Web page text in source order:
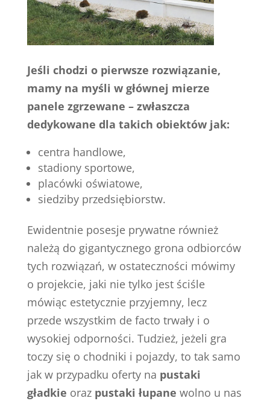
Jeśli chodzi o pierwsze rozwiązanie,
mamy na myśli w głównej mierze
panele zgrzewane – zwłaszcza
dedykowane dla takich obiektów jak:
centra handlowe,
stadiony sportowe,
placówki oświatowe,
siedziby przedsiębiorstw.
Ewidentnie posesje prywatne również
należą do gigantycznego grona odbiorców
tych rozwiązań, w ostateczności mówimy
o projekcie, jaki nie tylko jest ściśle
mówiąc estetycznie przyjemny, lecz
przede wszystkim de facto trwały i o
wysokiej odporności. Tudzież, jeżeli gra
toczy się o chodniki i pojazdy, to tak samo
jak w przypadku oferty na pustaki
gładkie oraz pustaki łupane wolno u nas